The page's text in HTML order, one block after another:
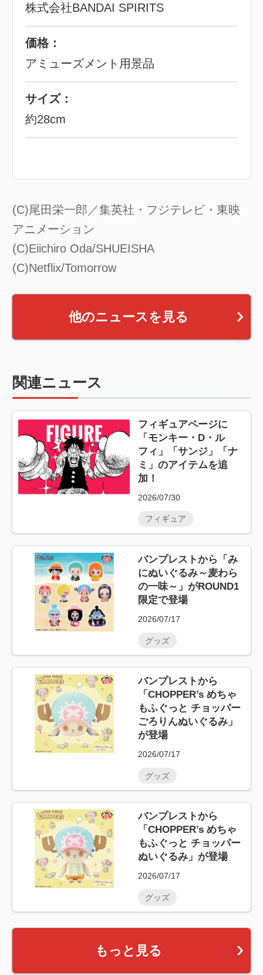
株式会社BANDAI SPIRITS
価格：
アミューズメント用景品
サイズ：
約28cm
(C)尾田栄一郎／集英社・フジテレビ・東映
アニメーション
(C)Eiichiro Oda/SHUEISHA
(C)Netflix/Tomorrow
他のニュースを見る
関連ニュース
フィギュアページに
「モンキー・D・ル
フィ」「サンジ」「ナ
ミ」のアイテムを追
加！
2026/07/30
フィギュア
バンプレストから「み
にぬいぐるみ～麦わら
の一味～」がROUND1
限定で登場
2026/07/17
グッズ
バンプレストから
「CHOPPER’s めちゃ
もふぐっと チョッパー
ごろりんぬいぐるみ」
が登場
2026/07/17
グッズ
バンプレストから
「CHOPPER’s めちゃ
もふぐっと チョッパー
ぬいぐるみ」が登場
2026/07/17
グッズ
もっと見る